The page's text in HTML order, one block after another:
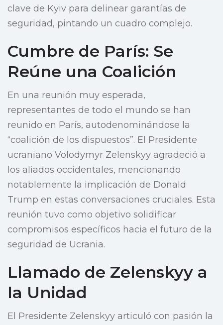
clave de Kyiv para delinear garantías de
seguridad, pintando un cuadro complejo.
Cumbre de París: Se
Reúne una Coalición
En una reunión muy esperada,
representantes de todo el mundo se han
reunido en París, autodenominándose la
“coalición de los dispuestos”. El Presidente
ucraniano Volodymyr Zelenskyy agradeció a
los aliados occidentales, mencionando
notablemente la implicación de Donald
Trump en estas conversaciones cruciales. Esta
reunión tuvo como objetivo solidificar
compromisos específicos hacia el futuro de la
seguridad de Ucrania.
Llamado de Zelenskyy a
la Unidad
El Presidente Zelenskyy articuló con pasión la